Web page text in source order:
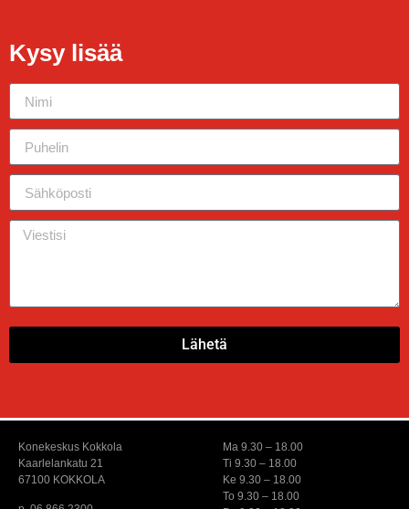
Kysy lisää
Lähetä
Konekeskus Kokkola
Kaarlelankatu 21
67100 KOKKOLA
Ma 9.30 – 18.00
Ti 9.30 – 18.00
Ke 9.30 – 18.00
To 9.30 – 18.00